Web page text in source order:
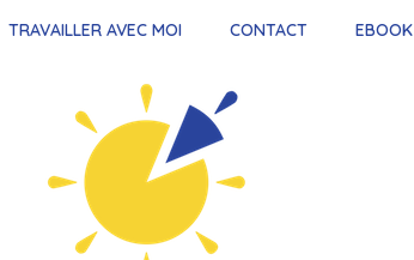
TRAVAILLER AVEC MOI CONTACT EBOOK